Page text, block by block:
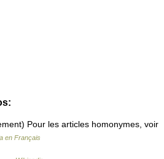
Pour les articles homonymes, voir
en Français